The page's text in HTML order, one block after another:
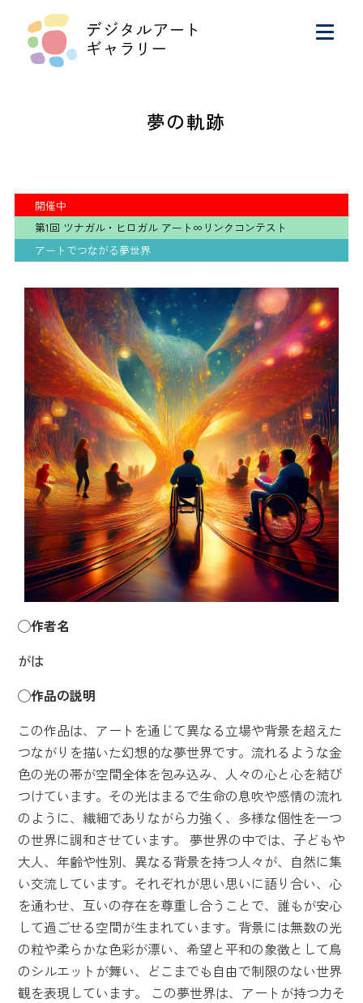
夢の軌跡
開催中
第1回 ツナガル・ヒロガル アート∞リンクコンテスト
アートでつながる夢世界
◯作者名
がは
◯作品の説明
この作品は、アートを通じて異なる立場や背景を超えた
つながりを描いた幻想的な夢世界です。流れるような金
色の光の帯が空間全体を包み込み、人々の心と心を結び
つけています。その光はまるで生命の息吹や感情の流れ
のように、繊細でありながら力強く、多様な個性を一つ
の世界に調和させています。 夢世界の中では、子どもや
大人、年齢や性別、異なる背景を持つ人々が、自然に集
い交流しています。それぞれが思い思いに語り合い、心
を通わせ、互いの存在を尊重し合うことで、誰もが安心
して過ごせる空間が生まれています。背景には無数の光
の粒や柔らかな色彩が漂い、希望と平和の象徴として鳥
のシルエットが舞い、どこまでも自由で制限のない世界
観を表現しています。 この夢世界は、アートが持つ力そ